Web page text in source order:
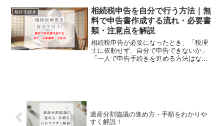
大きさ・使う控除などによって、①専門
家に頼るべきか、②申告書...
相続手続き
相続税申告を自分で行う方法｜無
料で申告書作成する流れ・必要書
類・注意点を解説
相続税申告が必要になったとき、「税理
士に依頼せず、自分で申告できないか」
「一人で申告手続きを進める方法はない
遺産分割協議の進め方・手順をわかりや
すく解説！